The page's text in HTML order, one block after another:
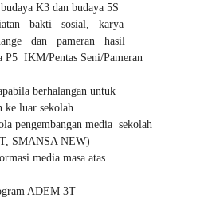
K3 dan budaya 5S
bakti sosial, karya
dan pameran hasil
IKM/Pentas Seni/Pameran
berhalangan untuk
ke luar sekolah
pengembangan media sekolah
SMANSA NEW)
media masa atas
ADEM 3T